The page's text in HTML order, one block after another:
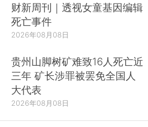
财新周刊｜透视女童基因编辑
死亡事件
2026年08月08日
贵州山脚树矿难致16人死亡近
三年 矿长涉罪被罢免全国人
大代表
2026年08月08日